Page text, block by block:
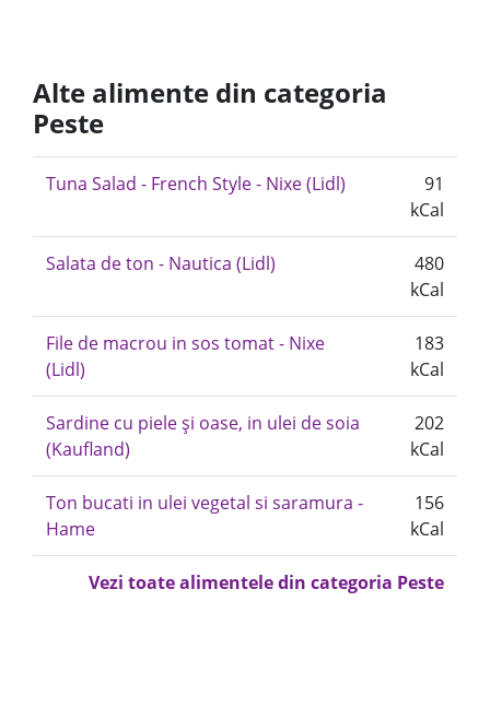
Alte alimente din categoria
Peste
Tuna Salad - French Style - Nixe (Lidl)
91
kCal
Salata de ton - Nautica (Lidl)
480
kCal
File de macrou in sos tomat - Nixe
(Lidl)
183
kCal
Sardine cu piele și oase, in ulei de soia
(Kaufland)
202
kCal
Ton bucati in ulei vegetal si saramura -
Hame
156
kCal
Vezi toate alimentele din categoria Peste